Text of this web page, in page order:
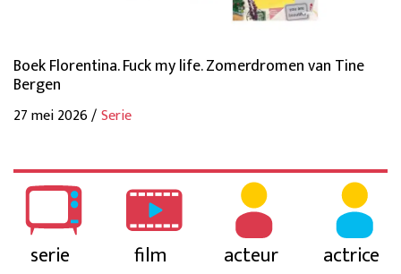
Boek Florentina. Fuck my life. Zomerdromen van Tine
Bergen
27 mei 2026 /Serie
serie film acteur actrice